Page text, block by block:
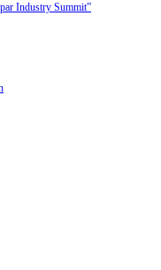
Industry Summit”